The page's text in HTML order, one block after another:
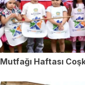
Haftası